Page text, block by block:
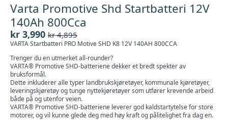
Varta Promotive Shd Startbatteri 12V
140Ah 800Cca
kr4,895
Opprinnelig
pris
var:
kr 4,895.
kr 3,990
Nåværende
pris
er:
kr 3,990.
VARTA Startbatteri PRO Motive SHD K8 12V 140AH 800CCA
Trenger du en utmerket all-rounder?
VARTA® Promotive SHD-batteriene dekker et bredt spekter av
bruksformål.
Dette inkluderer alle typer landbrukskjøretøyer, kommunale kjøretøyer,
leveringskjøretøy og tunge nyttekjøretøyer som utfører krevende arbeid
både på og utenfor veien.
VARTA® Promotive SHD-batteriene leverer god kaldstartytelse for store
motorer, og vil kunne glede deg med høy kraft og pålitelighet fra dag en.